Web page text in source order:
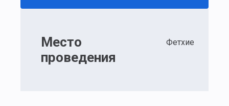
Место
проведения
Фетхие